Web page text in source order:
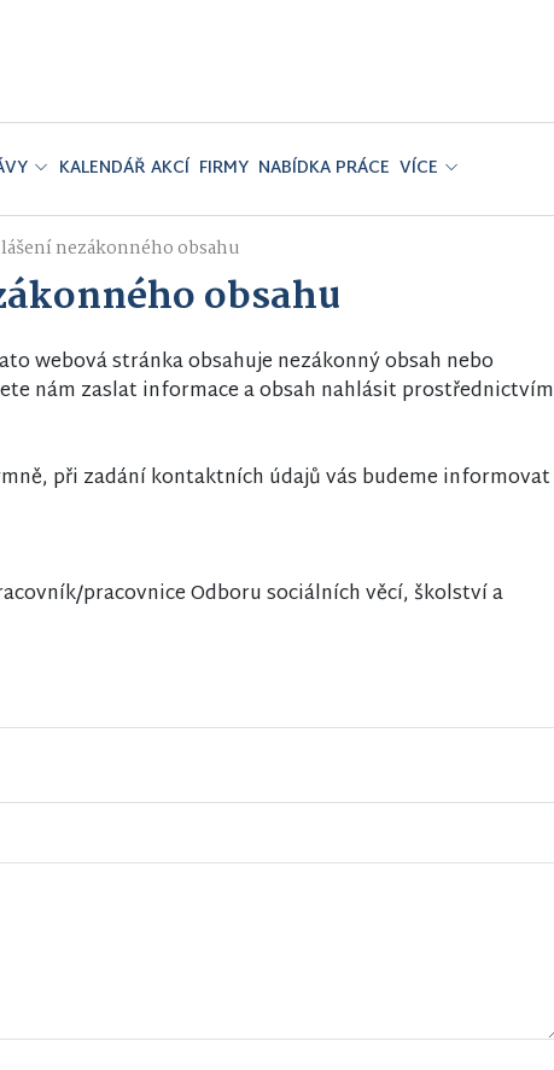
KALENDÁŘ AKCÍ FIRMY NABÍDKA PRÁCE VÍCE
nezákonného obsahu
obsahu
webová stránka obsahuje nezákonný obsah nebo
nám zaslat informace a obsah nahlásit prostřednictvím
při zadání kontaktních údajů vás budeme informovat
pracovnice Odboru sociálních věcí, školství a